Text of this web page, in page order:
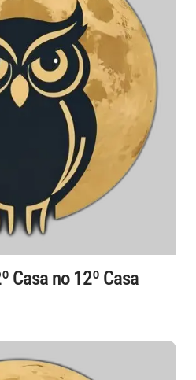
Casa no 12º Casa